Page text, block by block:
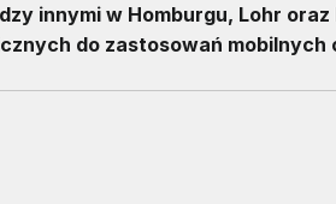
innymi w Homburgu, Lohr
do zastosowań mobilnych